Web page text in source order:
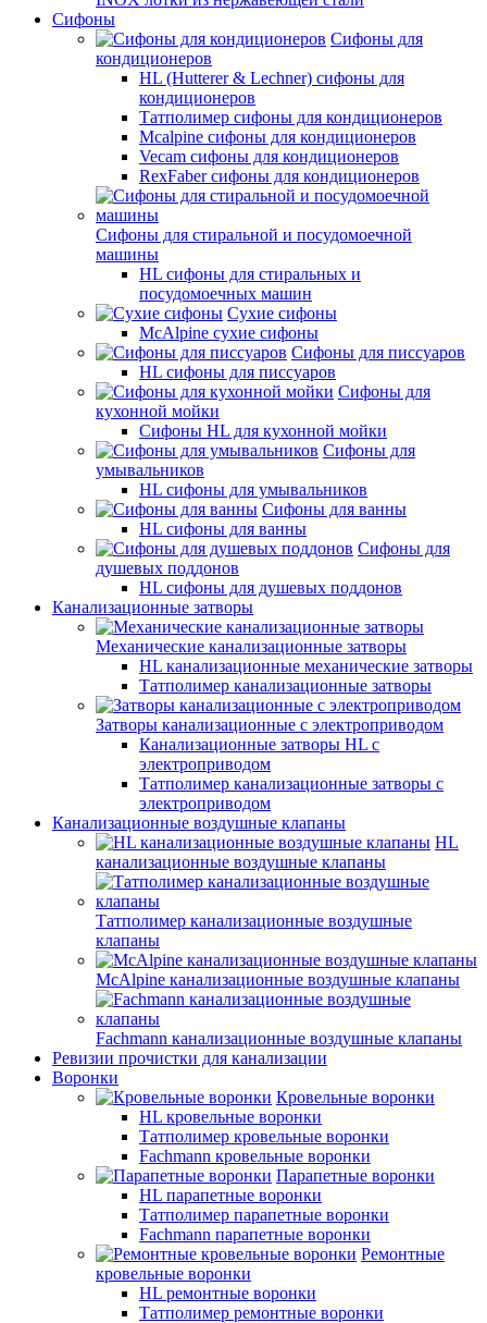
Сифоны
Сифоны для
кондиционеров
HL (Hutterer & Lechner) сифоны для
кондиционеров
Татполимер сифоны для кондиционеров
Mcalpine сифоны для кондиционеров
Vecam сифоны для кондиционеров
RexFaber сифоны для кондиционеров
Сифоны для стиральной и посудомоечной
машины
HL сифоны для стиральных и
посудомоечных машин
Сухие сифоны
McAlpine сухие сифоны
Сифоны для писсуаров
HL сифоны для писсуаров
Сифоны для
кухонной мойки
Сифоны HL для кухонной мойки
Сифоны для
умывальников
HL сифоны для умывальников
Сифоны для ванны
HL сифоны для ванны
Сифоны для
душевых поддонов
HL сифоны для душевых поддонов
Канализационные затворы
Механические канализационные затворы
HL канализационные механические затворы
Татполимер канализационные затворы
Затворы канализационные с электроприводом
Канализационные затворы HL с
электроприводом
Татполимер канализационные затворы с
электроприводом
Канализационные воздушные клапаны
HL
канализационные воздушные клапаны
Татполимер канализационные воздушные
клапаны
McAlpine канализационные воздушные клапаны
Fachmann канализационные воздушные клапаны
Ревизии прочистки для канализации
Воронки
Кровельные воронки
HL кровельные воронки
Татполимер кровельные воронки
Fachmann кровельные воронки
Парапетные воронки
HL парапетные воронки
Татполимер парапетные воронки
Fachmann парапетные воронки
Ремонтные
кровельные воронки
HL ремонтные воронки
Татполимер ремонтные воронки